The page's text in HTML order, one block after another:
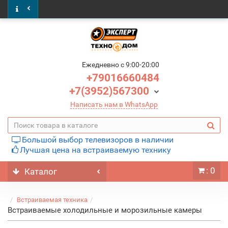
Ежедневно c 9:00-20:00
+79016660484
+7(3952)567300
Написать нам в WhatsApp
Большой выбор телевизоров в наличии
Лучшая цена на встраиваемую технику
Каталог : 0
Встраиваемая техника
Встраиваемые холодильные и морозильные камеры